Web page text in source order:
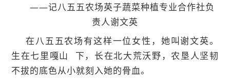
——记八五五农场英子蔬菜种植专业合作社负
责人谢文英
在八五五农场有这样一位女性，她叫谢文英。
生在七里嘎山
下，长在北大荒沃野，农垦人坚韧
不拔的底色从小就刻入她的骨血。